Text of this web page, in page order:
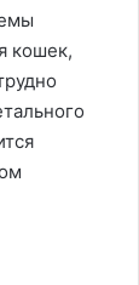
кошек,